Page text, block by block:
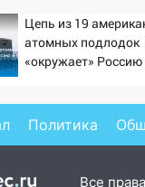
Цепь из 19
атомных подлодок
«окружает» Россию
удара
Политика
Все